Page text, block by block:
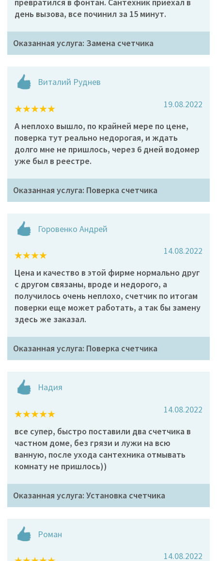
превратился в фонтан. Сантехник приехал в
день вызова, все починил за 15 минут.
Оказанная услуга: Замена счетчика
Виталий Руднев
19.08.2022
А неплохо вышло, по крайней мере по цене,
поверка тут реально недорогая, и ждать
долго мне не пришлось, через 6 дней водомер
уже был в реестре.
Оказанная услуга: Поверка счетчика
Горовенко Андрей
14.08.2022
Цена и качество в этой фирме нормально друг
с другом связаны, вроде и недорого, а
получилось очень неплохо, счетчик по итогам
поверки еще может работать, а так бы замену
здесь же заказал.
Оказанная услуга: Поверка счетчика
Надия
14.08.2022
все супер, быстро поставили два счетчика в
частном доме, без грязи и лужи на всю
ванную, после ухода сантехника отмывать
комнату не пришлось))
Оказанная услуга: Установка счетчика
Роман
14.08.2022